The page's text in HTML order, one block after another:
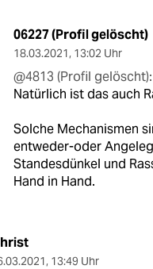
06227 (Profil gelöscht)
18.03.2021, 13:02 Uhr
@4813 (Profil gelöscht):
Natürlich ist das auch
Solche Mechanismen
entweder-oder
Standesdünkel und
Hand in Hand.
, 13:49 Uhr